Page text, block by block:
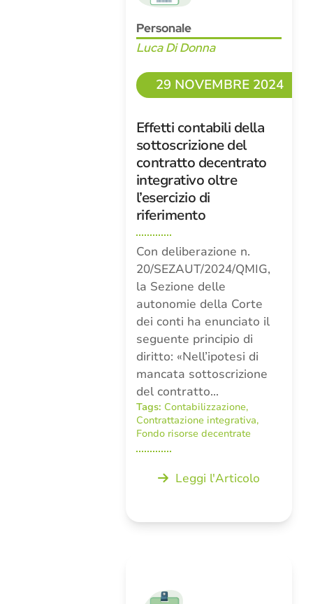
Personale
Luca Di Donna
29 NOVEMBRE 2024
Effetti contabili della
sottoscrizione del
contratto decentrato
integrativo oltre
l’esercizio di
riferimento
Con deliberazione n.
20/SEZAUT/2024/QMIG,
la Sezione delle
autonomie della Corte
dei conti ha enunciato il
seguente principio di
diritto: «Nell’ipotesi di
mancata sottoscrizione
del contratto…
Tags: Contabilizzazione,
Contrattazione integrativa,
Fondo risorse decentrate
Leggi l'Articolo